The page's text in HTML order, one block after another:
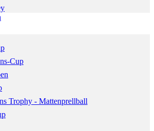
Cup
Trophy - Mattenprellball